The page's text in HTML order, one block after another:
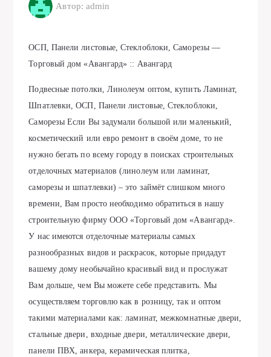
Автор: admin
ОСП, Панели листовые, Стеклоблоки, Саморезы —
Торговый дом «Авангард» :: Авангард
Подвесные потолки, Линолеум оптом, купить Ламинат,
Шпатлевки, ОСП, Панели листовые, Стеклоблоки,
Саморезы Если Вы задумали большой или маленький,
косметический или евро ремонт в своём доме, то не
нужно бегать по всему городу в поисках строительных
отделочных материалов (линолеум или ламинат,
саморезы и шпатлевки) – это займёт слишком много
времени, Вам просто необходимо обратиться в нашу
строительную фирму ООО «Торговый дом «Авангард».
У нас имеются отделочные материалы самых
разнообразных видов и раскрасок, которые придадут
вашему дому необычайно красивый вид и прослужат
Вам дольше, чем Вы можете себе представить. Мы
осуществляем торговлю как в розницу, так и оптом
такими материалами как: ламинат, межкомнатные двери,
стальные двери, входные двери, металлические двери,
панели ПВХ, анкера, керамическая плитка,